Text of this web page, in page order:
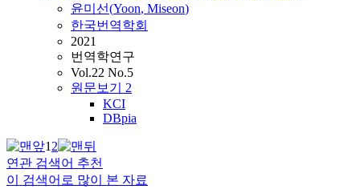
윤미선(Yoon, Miseon)
한국번역학회
2021
번역학연구
Vol.22 No.5
원문보기 2
KCI
DBpia
12
연관 검색어 추천
이 검색어로 많이 본 자료